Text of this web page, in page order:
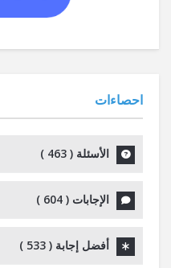
احصاءات
الأسئلة ( 463
)
الإجابات ( 604
)
أفضل إجابة ( 533
)